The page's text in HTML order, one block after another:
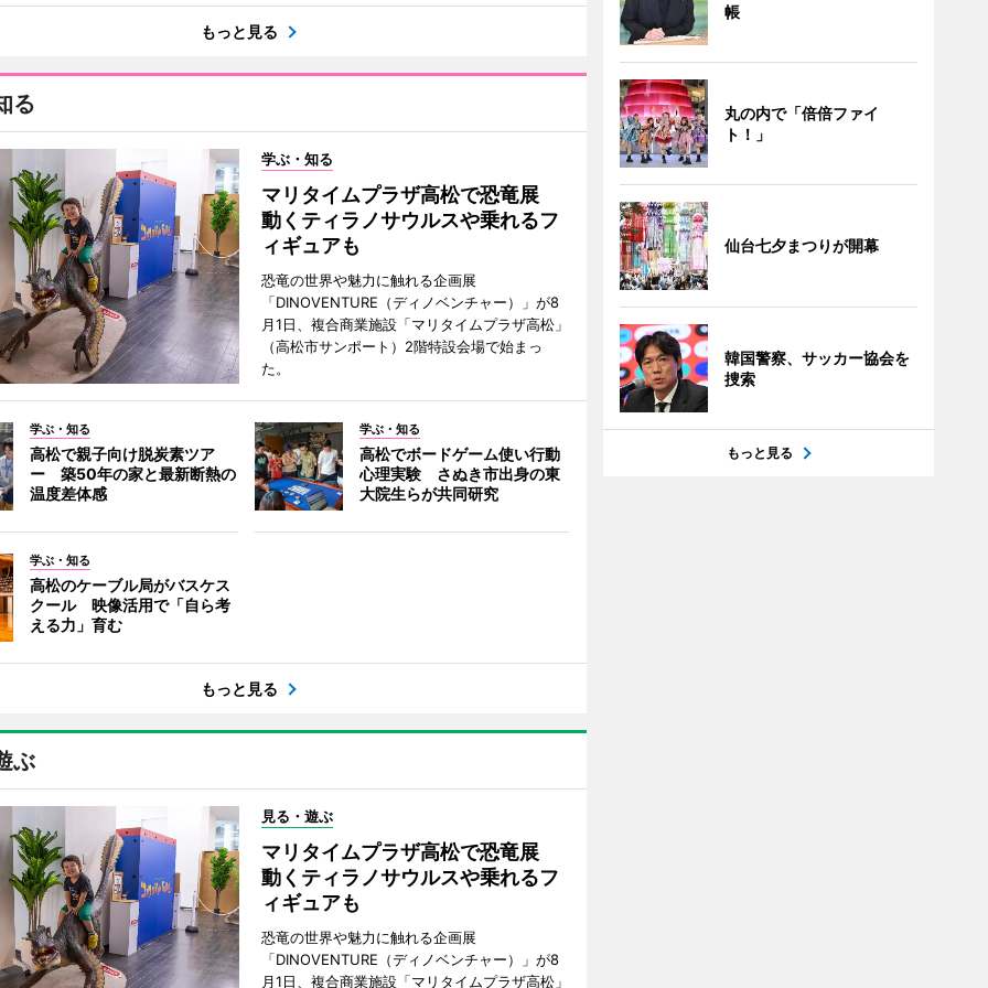
もっと見る
る
学ぶ・知る
マリタイムプラザ高松で恐竜展
動くティラノサウルスや乗れるフ
ィギュアも
恐竜の世界や魅力に触れる企画展
「DINOVENTURE（ディノベンチャー）」が8
月1日、複合商業施設「マリタイムプラザ高松」
（高松市サンポート）2階特設会場で始まっ
た。
学ぶ・知る
高松で親子向け脱炭素ツア
ー 築50年の家と最新断熱の
温度差体感
学ぶ・知る
高松でボードゲーム使い行動
心理実験 さぬき市出身の東
大院生らが共同研究
学ぶ・知る
高松のケーブル局がバスケス
クール 映像活用で「自ら考
える力」育む
もっと見る
ぶ
見る・遊ぶ
マリタイムプラザ高松で恐竜展
動くティラノサウルスや乗れるフ
ィギュアも
恐竜の世界や魅力に触れる企画展
「DINOVENTURE（ディノベンチャー）」が8
月1日、複合商業施設「マリタイムプラザ高松」
帳
丸の内で「倍倍ファイ
ト！」
仙台七夕まつりが開幕
韓国警察、サッカー協会を
捜索
もっと見る